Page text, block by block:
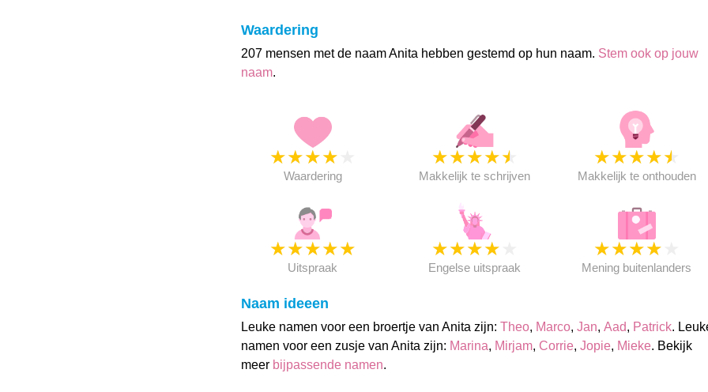
Waardering
207 mensen met de naam Anita hebben gestemd op hun naam. Stem ook op jouw
naam.
★★★★
Waardering
★★★★★
Makkelijk te schrijven
★★★★★
Makkelijk te onthouden
★★★★★
Uitspraak
★★★★
Engelse uitspraak
★★★★
Mening buitenlanders
Naam ideeen
Leuke namen voor een broertje van Anita zijn: Theo, Marco, Jan, Aad, Patrick.
namen voor een zusje van Anita zijn: Marina, Mirjam, Corrie, Jopie, Mieke. Bekijk
meer bijpassende namen.